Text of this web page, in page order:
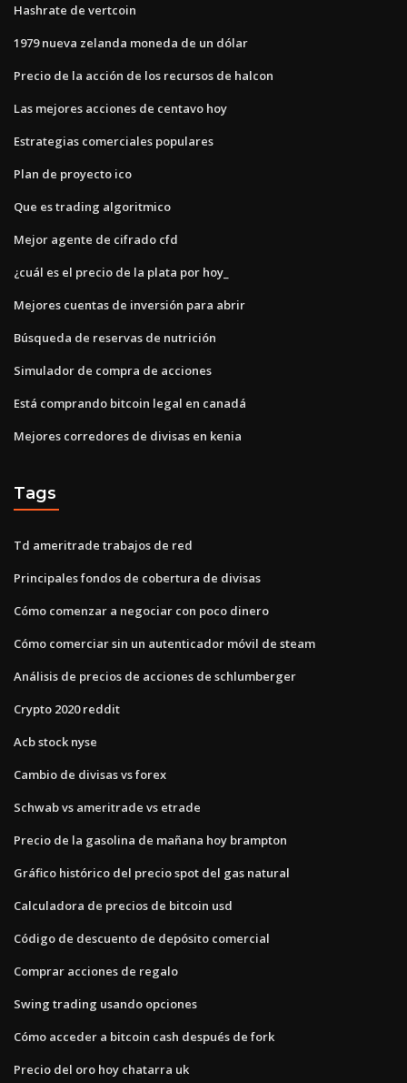
Hashrate de vertcoin
1979 nueva zelanda moneda de un dólar
Precio de la acción de los recursos de halcon
Las mejores acciones de centavo hoy
Estrategias comerciales populares
Plan de proyecto ico
Que es trading algoritmico
Mejor agente de cifrado cfd
¿cuál es el precio de la plata por hoy_
Mejores cuentas de inversión para abrir
Búsqueda de reservas de nutrición
Simulador de compra de acciones
Está comprando bitcoin legal en canadá
Mejores corredores de divisas en kenia
Tags
Td ameritrade trabajos de red
Principales fondos de cobertura de divisas
Cómo comenzar a negociar con poco dinero
Cómo comerciar sin un autenticador móvil de steam
Análisis de precios de acciones de schlumberger
Crypto 2020 reddit
Acb stock nyse
Cambio de divisas vs forex
Schwab vs ameritrade vs etrade
Precio de la gasolina de mañana hoy brampton
Gráfico histórico del precio spot del gas natural
Calculadora de precios de bitcoin usd
Código de descuento de depósito comercial
Comprar acciones de regalo
Swing trading usando opciones
Cómo acceder a bitcoin cash después de fork
Precio del oro hoy chatarra uk